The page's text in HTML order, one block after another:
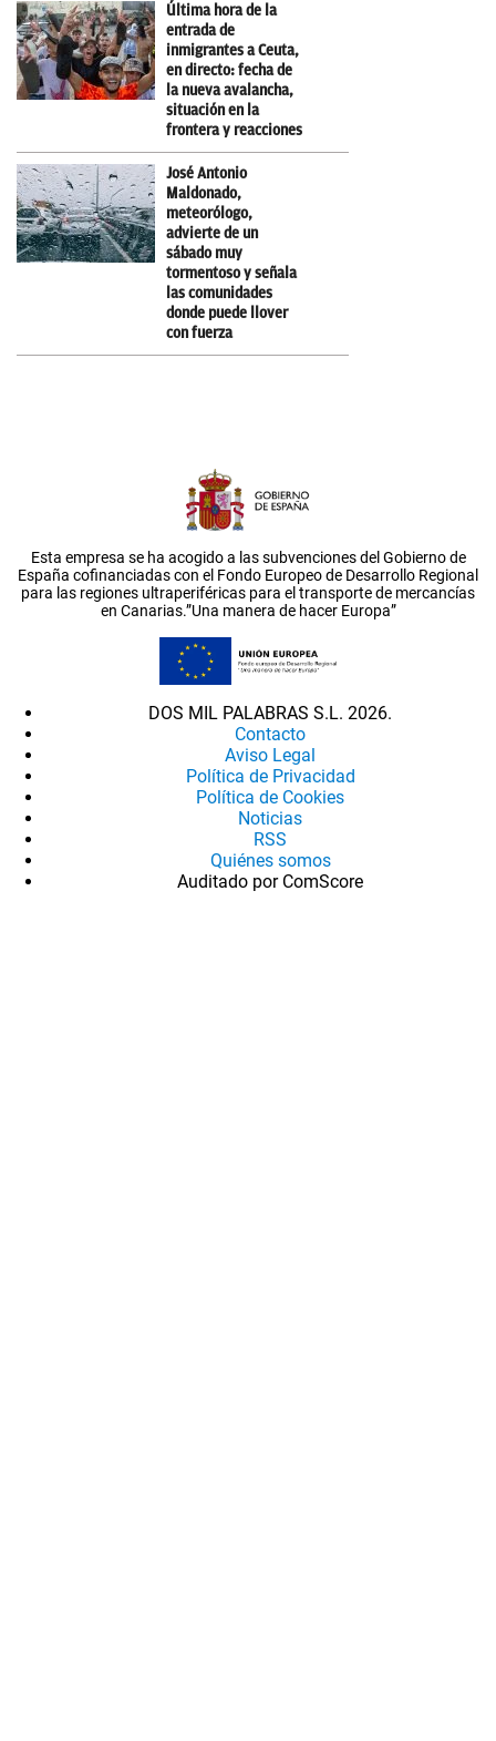
Última hora de la
entrada de
inmigrantes a Ceuta,
en directo: fecha de
la nueva avalancha,
situación en la
frontera y reacciones
José Antonio
Maldonado,
meteorólogo,
advierte de un
sábado muy
tormentoso y señala
las comunidades
donde puede llover
con fuerza
Esta empresa se ha acogido a las subvenciones del Gobierno de
España cofinanciadas con el Fondo Europeo de Desarrollo Regional
para las regiones ultraperiféricas para el transporte de mercancías
en Canarias.”Una manera de hacer Europa”
DOS MIL PALABRAS S.L. 2026.
Contacto
Aviso Legal
Política de Privacidad
Política de Cookies
Noticias
RSS
Quiénes somos
Auditado por ComScore